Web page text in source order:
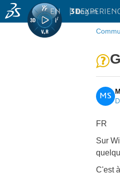
3D
EN | Log in
MS
FR
Sur
C'est